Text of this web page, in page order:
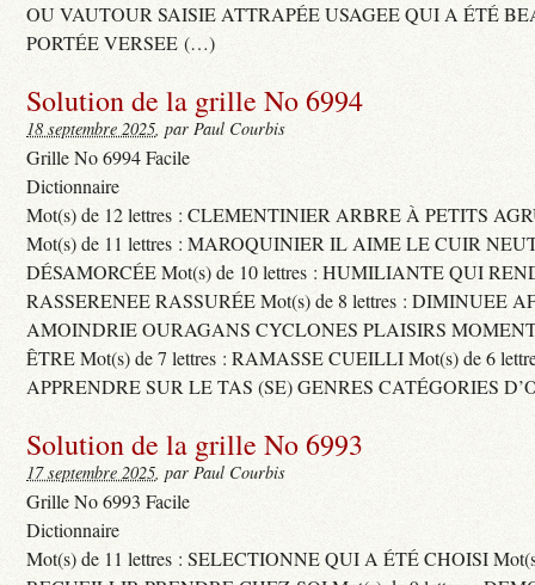
OU VAUTOUR SAISIE ATTRAPÉE USAGEE QUI A ÉTÉ
PORTÉE VERSEE (…)
Solution de la grille No 6994
18 septembre 2025, par Paul Courbis
Grille No 6994 Facile
Dictionnaire
Mot(s) de 12 lettres : CLEMENTINIER ARBRE À PETITS
Mot(s) de 11 lettres : MAROQUINIER IL AIME LE CUIR
DÉSAMORCÉE Mot(s) de 10 lettres : HUMILIANTE QUI
RASSERENEE RASSURÉE Mot(s) de 8 lettres : DIMINUEE
AMOINDRIE OURAGANS CYCLONES PLAISIRS
ÊTRE Mot(s) de 7 lettres : RAMASSE CUEILLI Mot(s) de 6
APPRENDRE SUR LE TAS (SE) GENRES CATÉGORIES
Solution de la grille No 6993
17 septembre 2025, par Paul Courbis
Grille No 6993 Facile
Dictionnaire
Mot(s) de 11 lettres : SELECTIONNE QUI A ÉTÉ CHOISI